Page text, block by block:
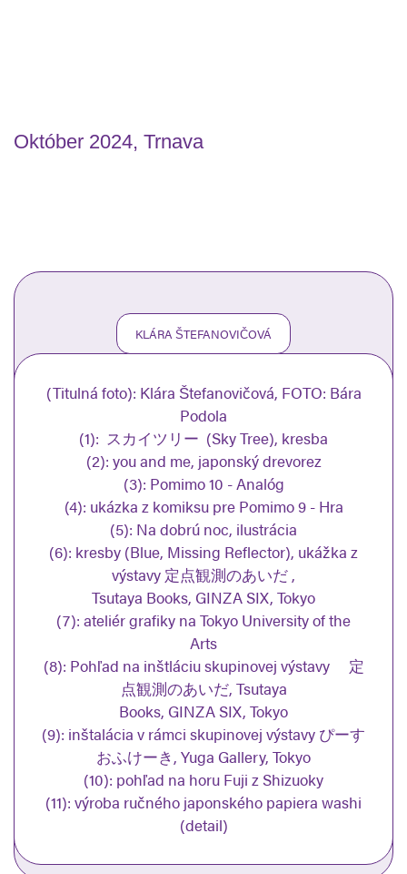
Október 2024, Trnava
KLÁRA ŠTEFANOVIČOVÁ
(Titulná foto): Klára Štefanovičová, FOTO: Bára
Podola
(1): スカイツリー (Sky Tree), kresba
(2): you and me, japonský drevorez
(3): Pomimo 10 - Analóg
(4): ukázka z komiksu pre Pomimo 9 - Hra
(5): Na dobrú noc, ilustrácia
(6): kresby (Blue, Missing Reflector), ukážka z
výstavy 定点観測のあいだ ,
Tsutaya Books, GINZA SIX, Tokyo
(7): ateliér grafiky na Tokyo University of the
Arts
(8): Pohľad na inštláciu skupinovej výstavy 定
点観測のあいだ, Tsutaya
Books, GINZA SIX, Tokyo
(9): inštalácia v rámci skupinovej výstavy ぴーす
おふけーき, Yuga Gallery, Tokyo
(10): pohľad na horu Fuji z Shizuoky
(11): výroba ručného japonského papiera washi
(detail)